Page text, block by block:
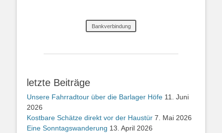
Bankverbindung
letzte Beiträge
Unsere Fahrradtour über die Barlager Höfe 11. Juni
2026
Kostbare Schätze direkt vor der Haustür 7. Mai 2026
Eine Sonntagswanderung 13. April 2026